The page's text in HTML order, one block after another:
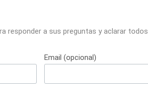
responder a sus preguntas y aclarar todos
Email (opcional)